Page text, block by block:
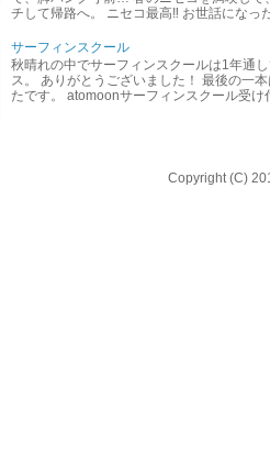
チして帰路へ。 ニセコ最高‼︎ お世話になっ
サーフィンスクール
秋晴れの中でサーフィンスクールは1年通
ス。 ありがとうございました！ 最後の一
たです。 atomoonサーフィンスクール受け
Copyright (C)